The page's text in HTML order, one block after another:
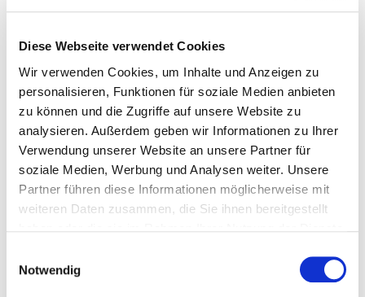
Diese Webseite verwendet Cookies
Wir verwenden Cookies, um Inhalte und Anzeigen zu
personalisieren, Funktionen für soziale Medien anbieten
zu können und die Zugriffe auf unsere Website zu
analysieren. Außerdem geben wir Informationen zu Ihrer
Verwendung unserer Website an unsere Partner für
soziale Medien, Werbung und Analysen weiter. Unsere
Partner führen diese Informationen möglicherweise mit
weiteren Daten zusammen, die Sie ihnen bereitgestellt
Notwendig
seinen Mitgliedern, aber auch
Vertreterinnen und Vertretern aus
Politik und Gesellschaft spannende
Reportagen, besondere Portraits und
nützliche Informationen.